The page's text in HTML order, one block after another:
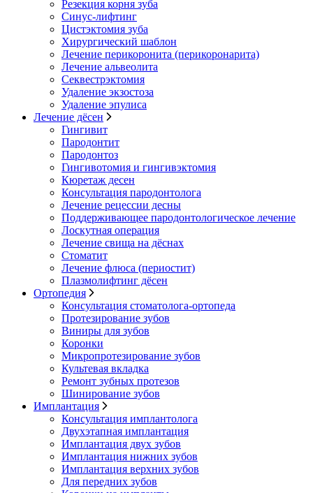
Резекция корня зуба
Синус-лифтинг
Цистэктомия зуба
Хирургический шаблон
Лечение перикоронита (перикоронарита)
Лечение альвеолита
Секвестрэктомия
Удаление экзостоза
Удаление эпулиса
Лечение дёсен
Гингивит
Пародонтит
Пародонтоз
Гингивотомия и гингивэктомия
Кюретаж десен
Консультация пародонтолога
Лечение рецессии десны
Поддерживающее пародонтологическое лечение
Лоскутная операция
Лечение свища на дёснах
Стоматит
Лечение флюса (периостит)
Плазмолифтинг дёсен
Ортопедия
Консультация стоматолога-ортопеда
Протезирование зубов
Виниры для зубов
Коронки
Микропротезирование зубов
Культевая вкладка
Ремонт зубных протезов
Шинирование зубов
Имплантация
Консультация имплантолога
Двухэтапная имплантация
Имплантация двух зубов
Имплантация нижних зубов
Имплантация верхних зубов
Для передних зубов